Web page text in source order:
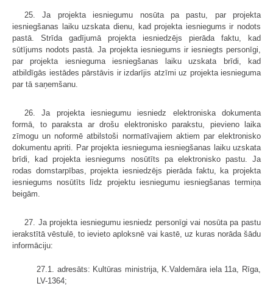
25. Ja projekta iesniegumu nosūta pa pastu, par projekta
iesniegšanas laiku uzskata dienu, kad projekta iesniegums ir nodots
pastā. Strīda gadījumā projekta iesniedzējs pierāda faktu, kad
sūtījums nodots pastā. Ja projekta iesniegums ir iesniegts personīgi,
par projekta iesnieguma iesniegšanas laiku uzskata brīdi, kad
atbildīgās iestādes pārstāvis ir izdarījis atzīmi uz projekta iesnieguma
par tā saņemšanu.
26. Ja projekta iesniegumu iesniedz elektroniska dokumenta
formā, to paraksta ar drošu elektronisko parakstu, pievieno laika
zīmogu un noformē atbilstoši normatīvajiem aktiem par elektronisko
dokumentu apriti. Par projekta iesnieguma iesniegšanas laiku uzskata
brīdi, kad projekta iesniegums nosūtīts pa elektronisko pastu. Ja
rodas domstarpības, projekta iesniedzējs pierāda faktu, ka projekta
iesniegums nosūtīts līdz projektu iesniegumu iesniegšanas termiņa
beigām.
27. Ja projekta iesniegumu iesniedz personīgi vai nosūta pa pastu
ierakstītā vēstulē, to ievieto aploksnē vai kastē, uz kuras norāda šādu
informāciju:
27.1. adresāts: Kultūras ministrija, K.Valdemāra iela 11a, Rīga,
LV-1364;